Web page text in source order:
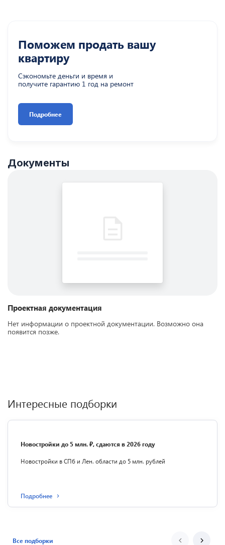
Поможем продать вашу
квартиру
Сэкономьте деньги и время и
получите гарантию 1 год на ремонт
Подробнее
Документы
Проектная документация
Нет информации о проектной документации. Возможно она
появится позже.
Интересные подборки
Новостройки до 5 млн. ₽, сдаются в 2026 году
Новостройки в СПб и Лен. области до 5 млн. рублей
Подробнее
Все подборки